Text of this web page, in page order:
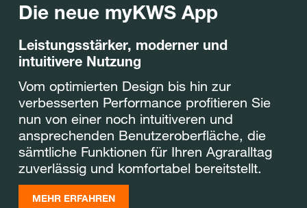
Die neue myKWS App
Leistungsstärker, moderner und
intuitivere Nutzung
Vom optimierten Design bis hin zur
verbesserten Performance profitieren Sie
nun von einer noch intuitiveren und
ansprechenden Benutzeroberfläche, die
sämtliche Funktionen für Ihren Agraralltag
zuverlässig und komfortabel bereitstellt.
MEHR ERFAHREN